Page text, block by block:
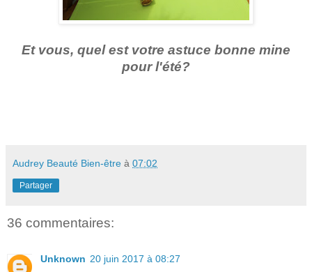
Et vous, quel est votre astuce bonne mine
pour l'été?
Audrey Beauté Bien-être à 07:02
Partager
36 commentaires:
Unknown 20 juin 2017 à 08:27